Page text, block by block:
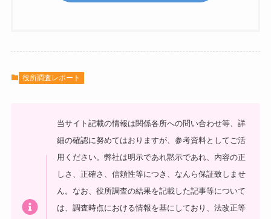
役所調査レポート
当サイト記載の情報は関係各所への問い合わせ等、詳
細の確認に努めてはおりますが、参考資料としてご活
用ください。弊社は明示であれ黙示であれ、内容の正
しさ、正確さ、信頼性等につき、なんら保証致しませ
ん。なお、役所調査の結果を記載した記事等について
は、調査時点における情報を基にしており、法改正等